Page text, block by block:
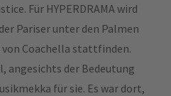
Für HYPERDRAMA wird
Pariser unter den Palmen
Coachella stattfinden.
angesichts der Bedeutung
für sie. Es war dort,